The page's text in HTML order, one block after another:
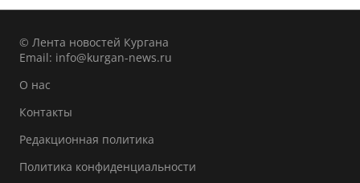
© Лента новостей Кургана
Email: info@kurgan-news.ru
О нас
Контакты
Редакционная политика
Политика конфиденциальности